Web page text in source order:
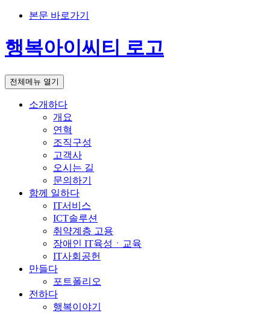
본문 바로가기
행복아이씨티 로고
전체메뉴 열기
소개하다
개요
연혁
조직구성
고객사
오시는 길
문의하기
함께 일하다
IT서비스
ICT솔루션
취약계층 고용
장애인 IT육성ㆍ교육
IT사회공헌
만들다
포트폴리오
전하다
행복이야기